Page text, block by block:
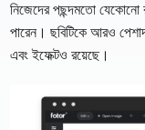
নিজেদের পছন্দমতো
পারেন। ছবিটিকে আরও
এবং ইফেক্টও রয়েছে।